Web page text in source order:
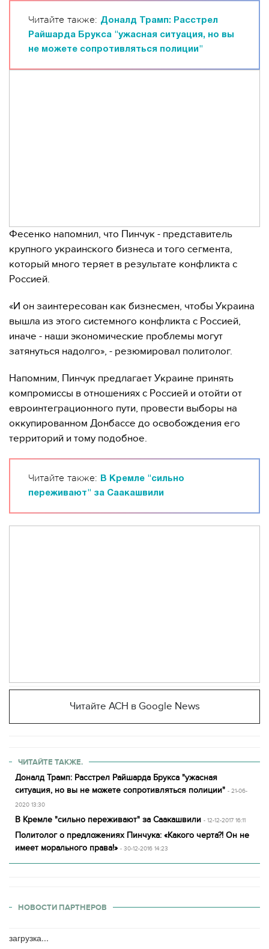
Читайте также: Доналд Трамп: Расстрел
Райшарда Брукса "ужасная ситуация, но вы
не можете сопротивляться полиции"
Фесенко напомнил, что Пинчук - представитель
крупного украинского бизнеса и того сегмента,
который много теряет в результате конфликта с
Россией.
«И он заинтересован как бизнесмен, чтобы Украина
вышла из этого системного конфликта с Россией,
иначе - наши экономические проблемы могут
затянуться надолго», - резюмировал политолог.
Напомним, Пинчук предлагает Украине принять
компромиссы в отношениях с Россией и отойти от
евроинтеграционного пути, провести выборы на
оккупированном Донбассе до освобождения его
территорий и тому подобное.
Читайте также:
В Кремле "сильно
переживают" за Саакашвили
Читайте АСН в Google News
ЧИТАЙТЕ ТАКЖЕ.
Доналд Трамп: Расстрел Райшарда Брукса "ужасная
ситуация, но вы не можете сопротивляться полиции" - 21-06-
2020 13:30
В Кремле "сильно переживают" за Саакашвили - 12-12-2017 16:11
Политолог о предложениях Пинчука: «Какого черта?! Он не
имеет морального права!» - 30-12-2016 14:23
НОВОСТИ ПАРТНЕРОВ
загрузка...